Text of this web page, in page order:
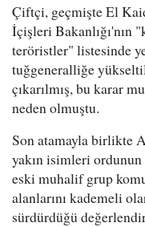
Çiftçi, geçmişte El
İçişleri Bakanlığı'nın
teröristler" listesinde
tuğgeneralliğe
çıkarılmış, bu karar
neden olmuştu.
Son atamayla birlikte
yakın isimleri
eski muhalif grup
alanlarını kademeli
sürdürdüğü